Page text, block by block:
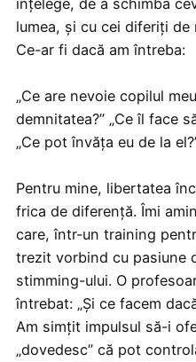
lumea, și cu cei diferiți
Ce-ar fi dacă am întreba:
„Ce are nevoie copilul
demnitatea?” „Ce îl face
„Ce pot învăța eu de la
Pentru mine, libertatea
frica de diferență. Îmi
care, într-un training
trezit vorbind cu pasiune
stimming-ului. O
întrebat: „Și ce facem
Am simțit impulsul să-i
„dovedesc” că pot